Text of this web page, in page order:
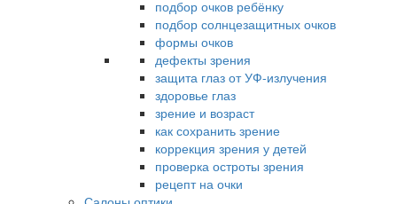
подбор очков ребёнку
подбор солнцезащитных очков
формы очков
дефекты зрения
защита глаз от УФ-излучения
здоровье глаз
зрение и возраст
как сохранить зрение
коррекция зрения у детей
проверка остроты зрения
рецепт на очки